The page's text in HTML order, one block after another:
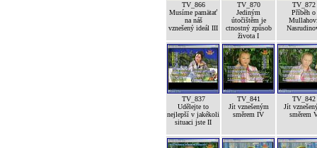
TV_866
Musíme pamätať
na náš
vznešený ideál III
TV_870
Jediným
útočištěm je
ctnostný způsob
života I
TV_872
Příběh o
TV_837
Udělejte to
nejlepší v jakékoli
situaci jste II
TV_841
Jít vznešeným
směrem IV
TV_842
Jít
směrem